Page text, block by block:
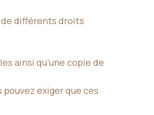
différents droits
ainsi qu’une copie de
exiger que ces